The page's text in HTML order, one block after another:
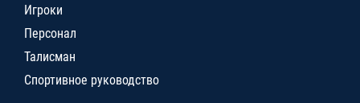
Игроки
Персонал
Талисман
Спортивное руководство